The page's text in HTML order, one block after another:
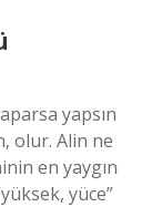
yapsın
olur. Alin ne
en yaygın
yüce”